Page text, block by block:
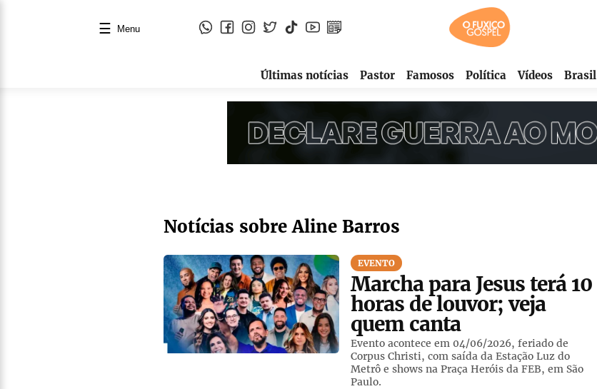
☰ Menu
Últimas notícias Pastor Famosos Política Vídeos Brasil
Notícias sobre Aline Barros
EVENTO
Marcha para Jesus terá 10
horas de louvor; veja
quem canta
Evento acontece em 04/06/2026, feriado de
Corpus Christi, com saída da Estação Luz do
Metrô e shows na Praça Heróis da FEB, em São
Paulo.